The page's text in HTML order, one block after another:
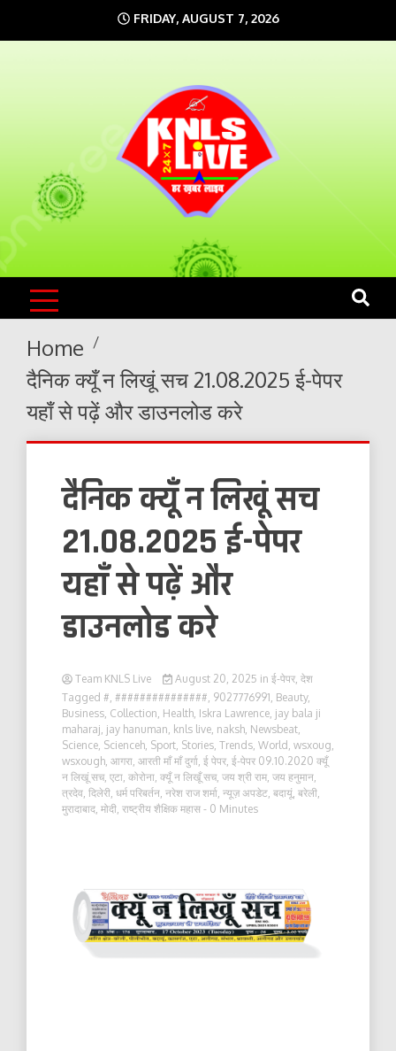
to
FRIDAY, AUGUST 7, 2026
KNLS LIVE
India`s No.1 News Portal
Home
दैनिक क्यूँ न लिखूं सच 21.08.2025 ई-पेपर
यहाँ से पढ़ें और डाउनलोड करे
दैनिक क्यूँ न लिखूं सच
21.08.2025 ई-पेपर
यहाँ से पढ़ें और
डाउनलोड करे
Team KNLS Live August 20, 2025 in ई-पेपर, देश
Tagged #, ###############, 9027776991, Beauty,
Business, Collection, Health, Iskra Lawrence, jay bala ji
maharaj, jay hanuman, knls live, naksh, Newsbeat,
Science, Scienceh, Sport, Stories, Trends, World , wsxoug,
wsxough, आगरा, आरती माँ माँ दुर्गा, ई पेपर, ई-पेपर 09.10.2020 क्यूँ
न लिखूं सच, एटा, कोरोना, क्यूँ न लिखूँ सच, जय श्री राम, जय हनुमान,
त्रदेव, दिलेरी, धर्म परिबर्तन, नरेश राज शर्मा, न्यूज़ अपडेट, बदायूं, बरेली,
मुरादाबाद, मोदी, राष्ट्रीय शैक्षिक महास - 0 Minutes